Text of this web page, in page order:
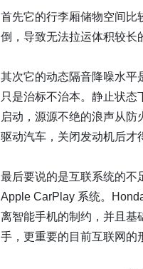
首先它的行李厢储物空间比
倒，导致无法拉运体积较长
其次它的动态隔音降噪水平
只是治标不治本。静止状
启动，源源不绝的浪声从
驱动汽车，关闭发动机后才
最后要说的是互联系统的不
Apple CarPlay 系统。
离智能手机的制约，并且基
手，更重要的目前互联网的